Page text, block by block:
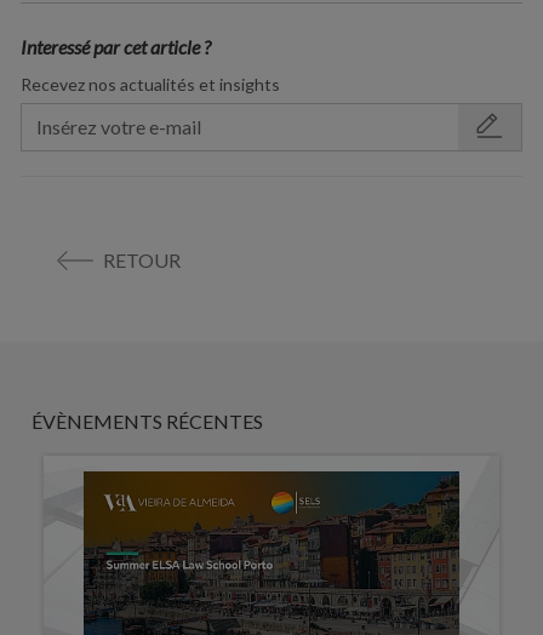
Interessé par cet article ?
Recevez nos actualités et insights
RETOUR
ÉVÈNEMENTS RÉCENTES